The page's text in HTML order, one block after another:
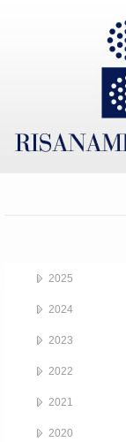
2025
2024
2023
2022
2021
2020